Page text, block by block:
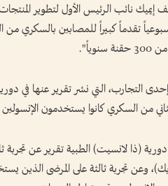
إيميك نائب الرئيس الأول لتطوير
تقدماً كبيراً للمصابين بالسكري من
التجارب، التي نشر تقرير عنها في
من السكري كانوا يستخدمون
(ذا لانسيت) الطبية تقرير عن تجربة
وعن تجربة ثالثة على المرضى الذين